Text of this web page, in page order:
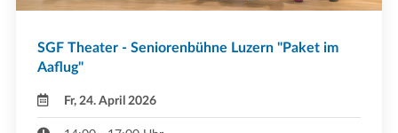
SGF Theater - Seniorenbühne Luzern "Paket im
Aaflug"
Fr, 24. April 2026